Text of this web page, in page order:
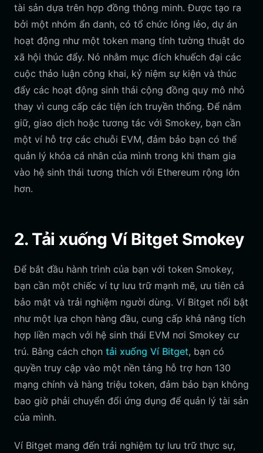
tài sản dựa trên hợp đồng thông minh. Được tạo ra
bởi một nhóm ẩn danh, có tổ chức lỏng lẻo, dự án
hoạt động như một token mang tính tường thuật do
xã hội thúc đẩy. Nó nhằm mục đích khuếch đại các
cuộc thảo luận công khai, kỷ niệm sự kiện và thúc
đẩy các hoạt động sinh thái cộng đồng quy mô nhỏ
thay vì cung cấp các tiện ích truyền thống. Để nắm
giữ, giao dịch hoặc tương tác với Smokey, bạn cần
một ví hỗ trợ các chuỗi EVM, đảm bảo bạn có thể
quản lý khóa cá nhân của mình trong khi tham gia
vào hệ sinh thái tương thích với Ethereum rộng lớn
hơn.
2. Tải xuống Ví Bitget Smokey
Để bắt đầu hành trình của bạn với token Smokey,
bạn cần một chiếc ví tự lưu trữ mạnh mẽ, ưu tiên cả
bảo mật và trải nghiệm người dùng. Ví Bitget nổi bật
như một lựa chọn hàng đầu, cung cấp khả năng tích
hợp liền mạch với hệ sinh thái EVM nơi Smokey cư
trú. Bằng cách chọn tải xuống Ví Bitget, bạn có
quyền truy cập vào một nền tảng hỗ trợ hơn 130
mạng chính và hàng triệu token, đảm bảo bạn không
bao giờ phải chuyển đổi ứng dụng để quản lý tài sản
của mình.
Ví Bitget mang đến trải nghiệm tự lưu trữ thực sự,